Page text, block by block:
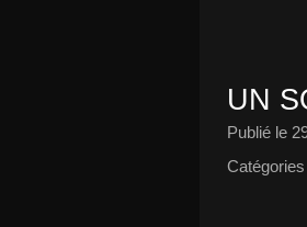
UN
Publié le
Catégories